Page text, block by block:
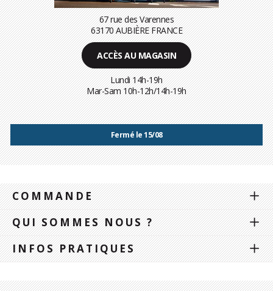
67 rue des Varennes
63170 AUBIÈRE FRANCE
ACCÈS AU MAGASIN
Lundi 14h-19h
Mar-Sam 10h-12h/14h-19h
Fermé le 15/08
COMMANDE
QUI SOMMES NOUS ?
INFOS PRATIQUES